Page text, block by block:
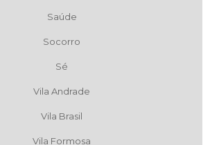
Saúde
Socorro
Sé
Vila Andrade
Vila Brasil
Vila Formosa